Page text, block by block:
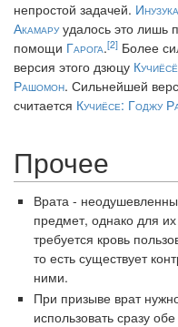
непростой задачей.
Акамаруудалось это лишь
помощи Гарога.[2] Более
версия этого дзюцу
Рашомон. Сильнейшей
считается Кучиёсе: Годжу
Прочее
Врата -
предмет, однако для
требуется кровь
то есть существует
ними.
При призыве врат
использовать сразу